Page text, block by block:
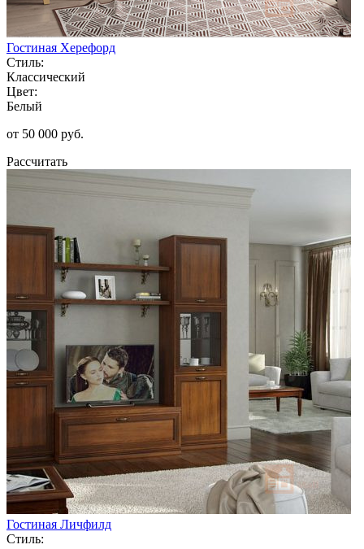
Гостиная Херефорд
Стиль:
Классический
Цвет:
Белый
от 50 000 руб.
Рассчитать
Гостиная Личфилд
Стиль: